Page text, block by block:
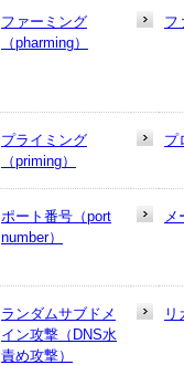
ファーミング
（pharming）
フ
プライミング
（priming）
プ
ポート番号（port
number）
メ
ランダムサブドメ
イン攻撃（DNS水
責め攻撃）
リ